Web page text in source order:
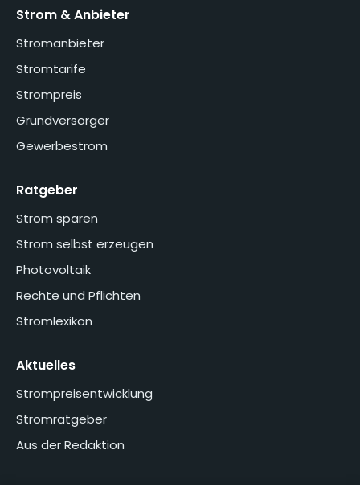
Strom & Anbieter
Stromanbieter
Stromtarife
Strompreis
Grundversorger
Gewerbestrom
Ratgeber
Strom sparen
Strom selbst erzeugen
Photovoltaik
Rechte und Pflichten
Stromlexikon
Aktuelles
Strompreisentwicklung
Stromratgeber
Aus der Redaktion